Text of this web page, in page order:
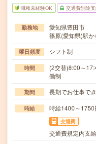
職種未経験OK 交通費別途支
勤務地
愛知県豊田市
篠原(愛知県)駅
曜日頻度 シフト制
時間
(2交替)8:00～
働制
期間 長期でお仕事で
時給 時給1400～1750
交通費
交通費規定内支給